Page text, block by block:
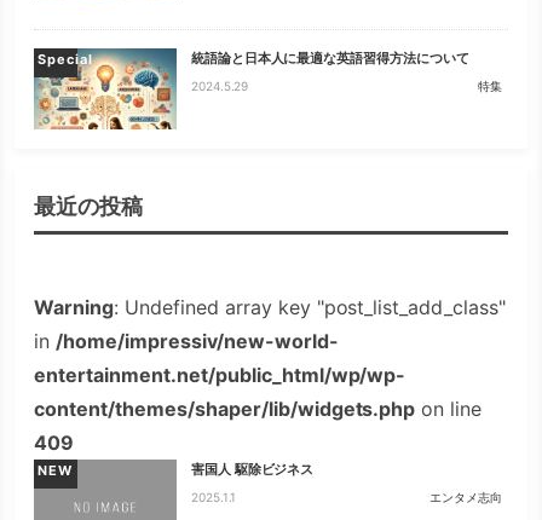
Special 統語論と日本人に最適な英語習得方法について
2024.5.29 特集
最近の投稿
Warning: Undefined array key "post_list_add_class"
in /home/impressiv/new-world-
entertainment.net/public_html/wp/wp-
content/themes/shaper/lib/widgets.php on line
409
NEW 害国人 駆除ビジネス
2025.1.1 エンタメ志向